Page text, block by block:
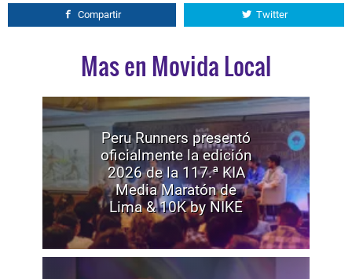
Compartir Twitter
Mas en Movida Local
Peru Runners presentó
oficialmente la edición
2026 de la 117.ª KIA
Media Maratón de
Lima & 10K by NIKE